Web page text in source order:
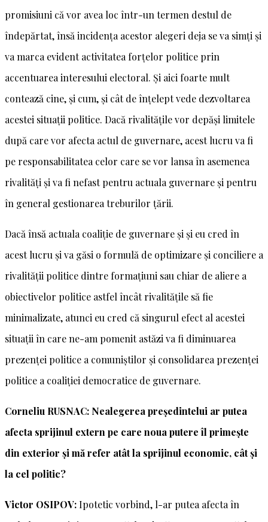
promisiuni că vor avea loc într-un termen destul de
îndepărtat, însă incidența acestor alegeri deja se va simți și
va marca evident activitatea forțelor politice prin
accentuarea interesului electoral. Și aici foarte mult
contează cine, și cum, și cât de înțelept vede dezvoltarea
acestei situații politice. Dacă rivalitățile vor depăși limitele
după care vor afecta actul de guvernare, acest lucru va fi
pe responsabilitatea celor care se vor lansa în asemenea
rivalități și va fi nefast pentru actuala guvernare și pentru
în general gestionarea treburilor țării.
Dacă însă actuala coaliție de guvernare și și eu cred în
acest lucru și va găsi o formulă de optimizare și conciliere a
rivalității politice dintre formațiuni sau chiar de aliere a
obiectivelor politice astfel încât rivalitățile să fie
minimalizate, atunci eu cred că singurul efect al acestei
situații în care ne-am pomenit astăzi va fi diminuarea
prezenței politice a comuniștilor și consolidarea prezenței
politice a coaliției democratice de guvernare.
Corneliu RUSNAC: Nealegerea președintelui ar putea
afecta sprijinul extern pe care noua putere îl primește
din exterior și mă refer atât la sprijinul economic, cât și
la cel politic?
Victor OSIPOV:Ipotetic vorbind, l-ar putea afecta în